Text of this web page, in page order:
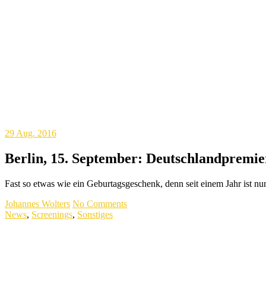
29 Aug. 2016
Berlin, 15. September:
Fast so etwas wie ein Geburtagsgeschenk, denn seit einem Jahr
Johannes Wolters No Comments
News, Screenings, Sonstiges